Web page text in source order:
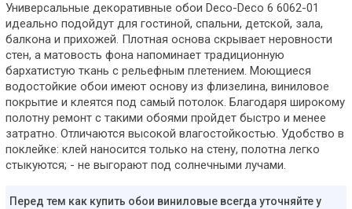
Универсальные декоративные обои Deco-Deco 6 6062-01
идеально подойдут для гостиной, спальни, детской, зала,
балкона и прихожей. Плотная основа скрывает неровности
стен, а матовость фона напоминает традиционную
бархатистую ткань с рельефным плетением. Моющиеся
водостойкие обои имеют основу из флизелина, виниловое
покрытие и клеятся под самый потолок. Благодаря широкому
полотну ремонт с такими обоями пройдет быстро и менее
затратно. Отличаются высокой влагостойкостью. Удобство в
поклейке: клей наносится только на стену, полотна легко
стыкуются; - не выгорают под солнечными лучами.
Перед тем как купить обои виниловые всегда уточняйте у